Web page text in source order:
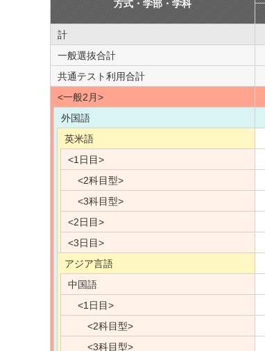
方式・学部・学科
計
一般選抜合計
共通テスト利用合計
<一般2月>
外国語
英米語
<1日目>
<2科目型>
<3科目型>
<2日目>
<3日目>
アジア言語
中国語
<1日目>
<2科目型>
<3科目型>